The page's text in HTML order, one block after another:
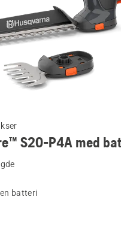
S20-P4A med
batteri